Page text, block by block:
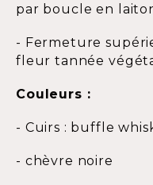
par boucle en
- Fermeture
fleur tannée
Couleurs :
- Cuirs : buffle
- chèvre noire